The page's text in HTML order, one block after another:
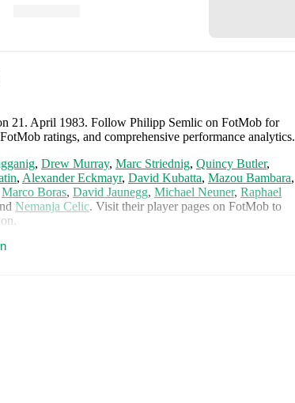
21. April 1983. Follow Philipp Semlic on FotMob for
ratings, and comprehensive performance analytics.
, Drew Murray, Marc Striednig, Quincy Butler,
, Alexander Eckmayr, David Kubatta, Mazou Bambara,
Marco Boras, David Jaunegg, Michael Neuner, Raphael
Nemanja Celic. Visit their player pages on FotMob to